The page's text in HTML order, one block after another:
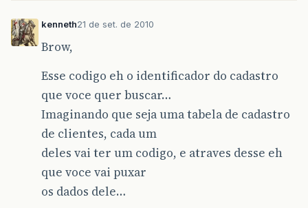
kenneth21 de set. de 2010
Brow,
Esse codigo eh o identificador do cadastro
que voce quer buscar…
Imaginando que seja uma tabela de cadastro
de clientes, cada um
deles vai ter um codigo, e atraves desse eh
que voce vai puxar
os dados dele…